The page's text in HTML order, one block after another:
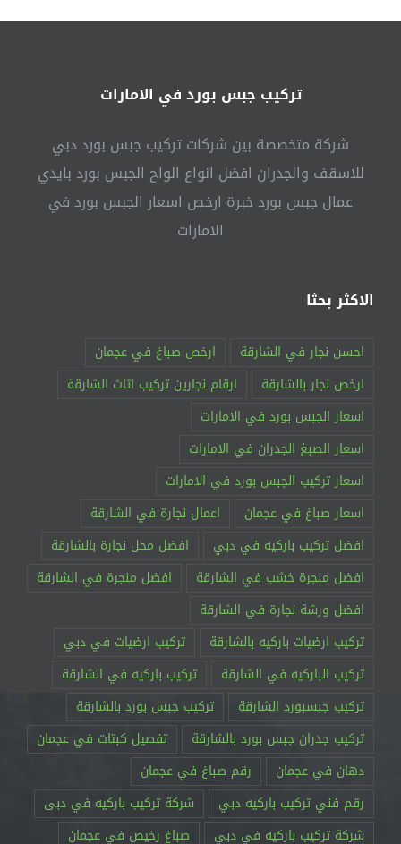
تركيب جبس بورد في الامارات
شركة متخصصة بين شركات تركيب جبس بورد دبي
للاسقف والجدران افضل انواع الواح الجبس بورد بايدي
عمال جبس بورد خبرة ارخص اسعار الجبس بورد في
الامارات
الاكثر بحثا
احسن نجار في الشارقة
ارخص صباغ في عجمان
ارخص نجار بالشارقة
ارقام نجارين تركيب اثاث الشارقة
اسعار الجبس بورد في الامارات
اسعار الصبغ الجدران في الامارات
اسعار تركيب الجبس بورد في الامارات
اسعار صباغ في عجمان
اعمال نجارة في الشارقة
افضل تركيب باركيه في دبي
افضل محل نجارة بالشارقة
افضل منجرة خشب في الشارقة
افضل منجرة في الشارقة
افضل ورشة نجارة في الشارقة
تركيب ارضيات باركيه بالشارقة
تركيب ارضيات في دبي
تركيب الباركيه في الشارقة
تركيب باركيه في الشارقة
تركيب جبسبورد الشارقة
تركيب جبس بورد بالشارقة
تركيب جدران جبس بورد بالشارقة
تفصيل كبتات في عجمان
دهان في عجمان
رقم صباغ في عجمان
رقم فني تركيب باركيه دبي
شركة تركيب باركيه في دبى
شركة تركيب باركيه في دبي
صباغ رخيص في عجمان